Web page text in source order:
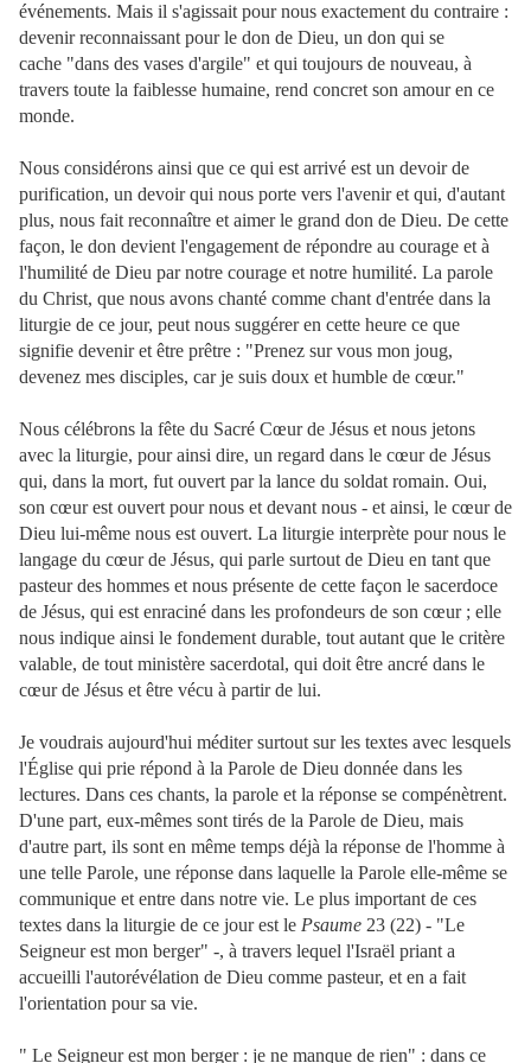
événements. Mais il s'agissait pour nous exactement du contraire :
devenir reconnaissant pour le don de Dieu, un don qui se
cache "dans des vases d'argile" et qui toujours de nouveau, à
travers toute la faiblesse humaine, rend concret son amour en ce
monde.
Nous considérons ainsi que ce qui est arrivé est un devoir de
purification, un devoir qui nous porte vers l'avenir et qui, d'autant
plus, nous fait reconnaître et aimer le grand don de Dieu. De cette
façon, le don devient l'engagement de répondre au courage et à
l'humilité de Dieu par notre courage et notre humilité. La parole
du Christ, que nous avons chanté comme chant d'entrée dans la
liturgie de ce jour, peut nous suggérer en cette heure ce que
signifie devenir et être prêtre : "Prenez sur vous mon joug,
devenez mes disciples, car je suis doux et humble de cœur."
Nous célébrons la fête du Sacré Cœur de Jésus et nous jetons
avec la liturgie, pour ainsi dire, un regard dans le cœur de Jésus
qui, dans la mort, fut ouvert par la lance du soldat romain. Oui,
son cœur est ouvert pour nous et devant nous - et ainsi, le cœur de
Dieu lui-même nous est ouvert. La liturgie interprète pour nous le
langage du cœur de Jésus, qui parle surtout de Dieu en tant que
pasteur des hommes et nous présente de cette façon le sacerdoce
de Jésus, qui est enraciné dans les profondeurs de son cœur ; elle
nous indique ainsi le fondement durable, tout autant que le critère
valable, de tout ministère sacerdotal, qui doit être ancré dans le
cœur de Jésus et être vécu à partir de lui.
Je voudrais aujourd'hui méditer surtout sur les textes avec lesquels
l'Église qui prie répond à la Parole de Dieu donnée dans les
lectures. Dans ces chants, la parole et la réponse se compénètrent.
D'une part, eux-mêmes sont tirés de la Parole de Dieu, mais
d'autre part, ils sont en même temps déjà la réponse de l'homme à
une telle Parole, une réponse dans laquelle la Parole elle-même se
communique et entre dans notre vie. Le plus important de ces
textes dans la liturgie de ce jour est le Psaume 23 (22) - "Le
Seigneur est mon berger" -, à travers lequel l'Israël priant a
accueilli l'autorévélation de Dieu comme pasteur, et en a fait
l'orientation pour sa vie.
" Le Seigneur est mon berger : je ne manque de rien" : dans ce